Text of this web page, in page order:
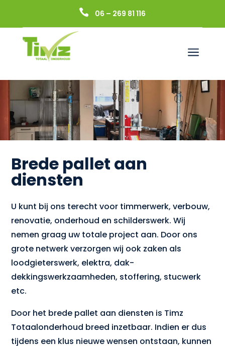
 06 – 269 81 116
a
Brede pallet aan
diensten
U kunt bij ons terecht voor timmerwerk, verbouw,
renovatie, onderhoud en schilderswerk. Wij
nemen graag uw totale project aan. Door ons
grote netwerk verzorgen wij ook zaken als
loodgieterswerk, elektra, dak-
dekkingswerkzaamheden, stoffering, stucwerk
etc.
Door het brede pallet aan diensten is Timz
Totaalonderhoud breed inzetbaar. Indien er dus
tijdens een klus nieuwe wensen ontstaan, kunnen